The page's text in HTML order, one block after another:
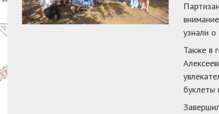
узнали
Также в
буклеты